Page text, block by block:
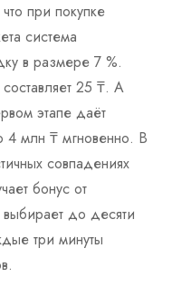
при покупке
система
в размере 7 %.
25 ₸. А
этапе даёт
4 млн ₸ мгновенно. В
совпадениях
бонус от
до десяти
три минуты